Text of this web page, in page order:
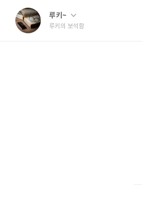
루키~
루키의 보석함